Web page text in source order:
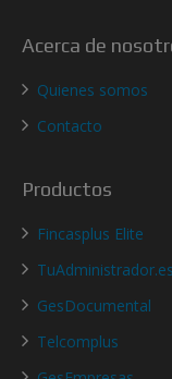
Acerca de
Quienes somos
Contacto
Productos
Fincasplus Elite
TuAdministrador.es
GesDocumental
Telcomplus